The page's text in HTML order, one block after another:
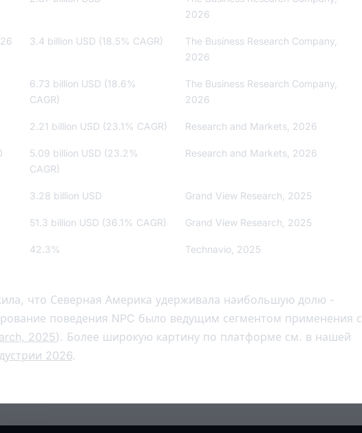
2026
3.4 billion USD (18.5% CAGR)
The Business Research Company,
2026
6.73 billion USD (18.6%
CAGR)
The Business Research Company,
2026
2.21 billion USD (23.1% CAGR) Research and Markets, 2026
5.09 billion USD (23.2%
CAGR)
Research and Markets, 2026
3.28 billion USD Grand View Research, 2025
51.3 billion USD (36.1% CAGR) Grand View Research, 2025
42.3% Technavio, 2025
что Северная Америка удерживала наибольшую долю -
поведения NPC было ведущим сегментом применения с
2025). Более широкую картину по платформе см. в нашей
2026.